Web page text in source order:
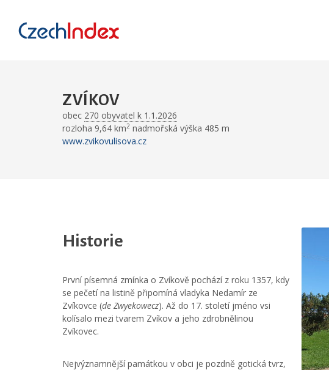
ZVÍKOV
obec 270 obyvatel k 1.1.2026
rozloha 9,64 km2 nadmořská výška 485 m
www.zvikovulisova.cz
Historie
První písemná zmínka o Zvíkově pochází z roku 1357, kdy
se pečetí na listině připomíná vladyka Nedamír ze
Zvíkovce (de Zwyekowecz). Až do 17. století jméno vsi
kolísalo mezi tvarem Zvíkov a jeho zdrobnělinou
Zvíkovec.
Nejvýznamnější památkou v obci je pozdně gotická tvrz,